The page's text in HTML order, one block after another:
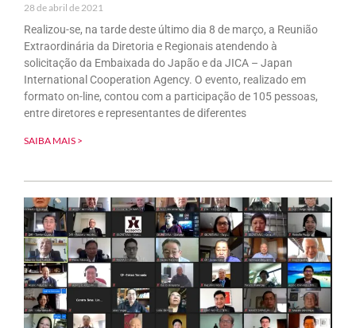
28 de abril de 2021
Realizou-se, na tarde deste último dia 8 de março, a Reunião
Extraordinária da Diretoria e Regionais atendendo à
solicitação da Embaixada do Japão e da JICA – Japan
International Cooperation Agency. O evento, realizado em
formato on-line, contou com a participação de 105 pessoas,
entre diretores e representantes de diferentes
SAIBA MAIS >